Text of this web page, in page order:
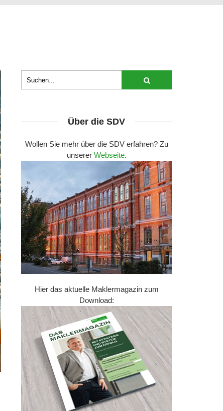
Über die SDV
Wollen Sie mehr über die SDV erfahren? Zu
unserer Webseite.
Hier das aktuelle Maklermagazin zum
Download: